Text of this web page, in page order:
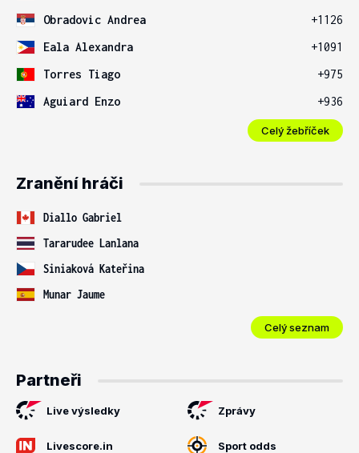
Obradovic Andrea
+1126
Eala Alexandra
+1091
Torres Tiago
+975
Aguiard Enzo
+936
Celý žebříček
Zranění hráči
Diallo Gabriel
Tararudee Lanlana
Siniaková Kateřina
Munar Jaume
Celý seznam
Partneři
Live výsledky Zprávy
Livescore.in Sport odds